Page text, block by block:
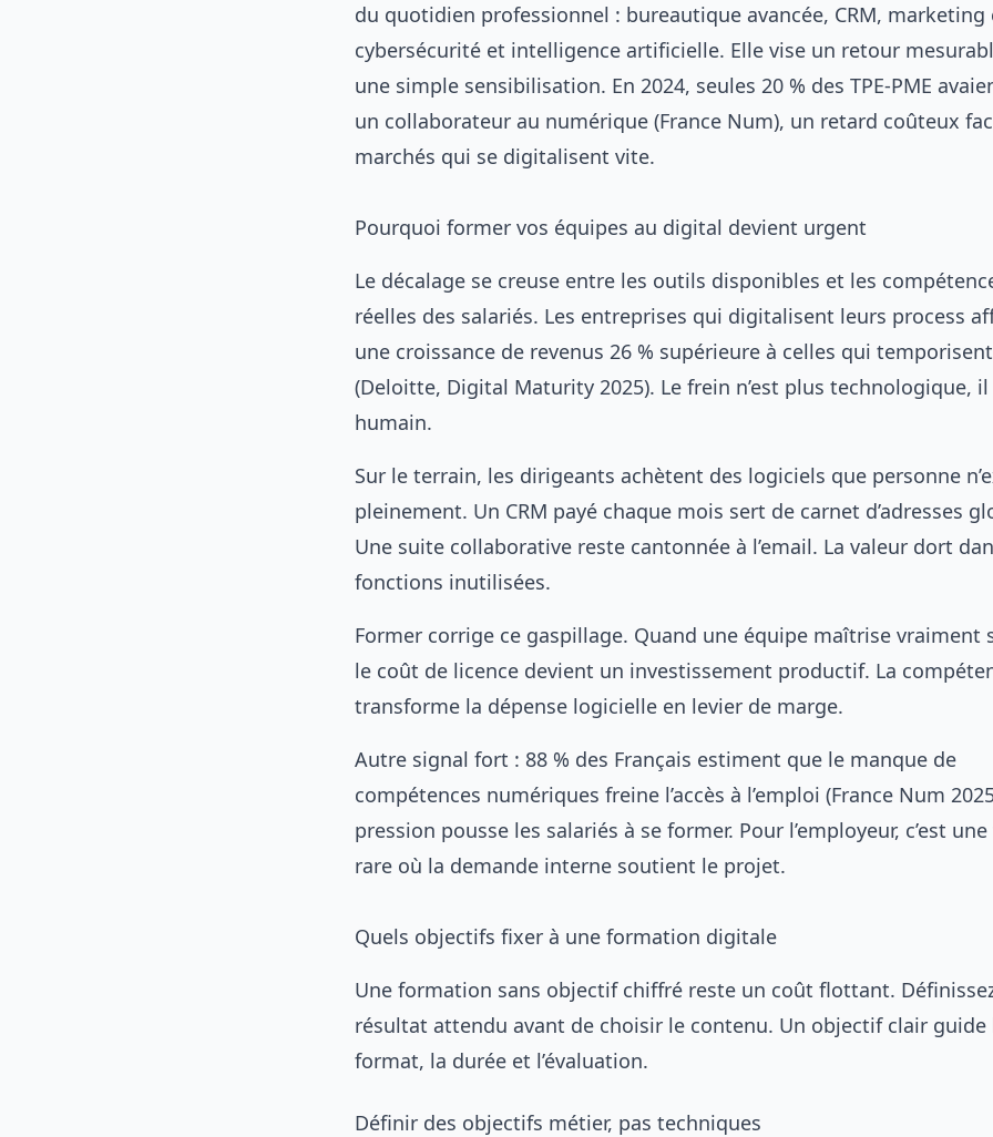
du quotidien professionnel : bureautique avancée, CRM, marketing
cybersécurité et intelligence artificielle. Elle vise un retour
une simple sensibilisation. En 2024, seules 20 % des TPE-PME
un collaborateur au numérique (France Num), un retard coûteux
marchés qui se digitalisent vite.
Pourquoi former vos équipes au digital devient urgent
Le décalage se creuse entre les outils disponibles et les
réelles des salariés. Les entreprises qui digitalisent leurs process
une croissance de revenus 26 % supérieure à celles qui temporisent
(Deloitte, Digital Maturity 2025). Le frein n’est plus technologique, il
humain.
Sur le terrain, les dirigeants achètent des logiciels que personne
pleinement. Un CRM payé chaque mois sert de carnet d’adresses
Une suite collaborative reste cantonnée à l’email. La valeur dort
fonctions inutilisées.
Former corrige ce gaspillage. Quand une équipe maîtrise vraiment
le coût de licence devient un investissement productif. La
transforme la dépense logicielle en levier de marge.
Autre signal fort : 88 % des Français estiment que le manque de
compétences numériques freine l’accès à l’emploi (France Num
pression pousse les salariés à se former. Pour l’employeur, c’est
rare où la demande interne soutient le projet.
Quels objectifs fixer à une formation digitale
Une formation sans objectif chiffré reste un coût flottant.
résultat attendu avant de choisir le contenu. Un objectif clair guide
format, la durée et l’évaluation.
Définir des objectifs métier, pas techniques